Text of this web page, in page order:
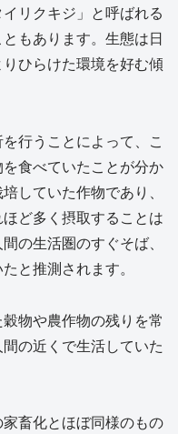
リクキジ」と呼ばれる
もあります。生態は日
ひらけた環境を好む傾
行うことによって、こ
食べていたことが分か
していた作物であり、
ど多く摂取することは
の生活圏のすぐそば、
と推測されます。
物や農作物の残りを常
の近くで生活していた
畜化とほぼ同様のもの